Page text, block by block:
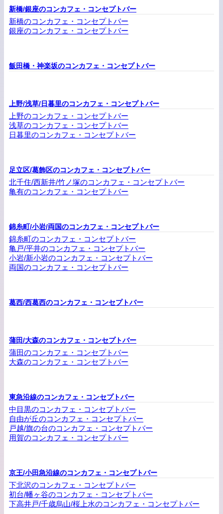
新橋/銀座のコンカフェ・コンセプトバー
新橋のコンカフェ・コンセプトバー
銀座のコンカフェ・コンセプトバー
飯田橋・神楽坂のコンカフェ・コンセプトバー
上野/浅草/日暮里のコンカフェ・コンセプトバー
上野のコンカフェ・コンセプトバー
浅草のコンカフェ・コンセプトバー
日暮里のコンカフェ・コンセプトバー
足立区/葛飾区のコンカフェ・コンセプトバー
北千住/西新井/竹ノ塚のコンカフェ・コンセプトバー
亀有のコンカフェ・コンセプトバー
錦糸町/小岩/両国のコンカフェ・コンセプトバー
錦糸町のコンカフェ・コンセプトバー
亀戸/平井のコンカフェ・コンセプトバー
小岩/新小岩のコンカフェ・コンセプトバー
両国のコンカフェ・コンセプトバー
葛西/西葛西のコンカフェ・コンセプトバー
蒲田/大森のコンカフェ・コンセプトバー
蒲田のコンカフェ・コンセプトバー
大森のコンカフェ・コンセプトバー
東急沿線のコンカフェ・コンセプトバー
中目黒のコンカフェ・コンセプトバー
自由が丘のコンカフェ・コンセプトバー
戸越/旗の台のコンカフェ・コンセプトバー
用賀のコンカフェ・コンセプトバー
京王/小田急沿線のコンカフェ・コンセプトバー
下北沢のコンカフェ・コンセプトバー
初台/幡ヶ谷のコンカフェ・コンセプトバー
下高井戸/千歳烏山/桜上水のコンカフェ・コンセプトバー